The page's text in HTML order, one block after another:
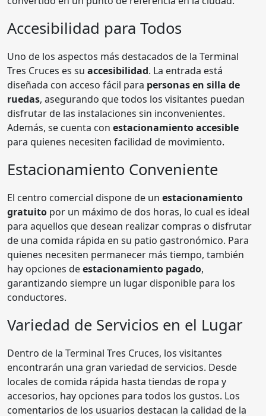
Accesibilidad para Todos
Uno de los aspectos más destacados de la Terminal
Tres Cruces es su accesibilidad. La entrada está
diseñada con acceso fácil para personas en silla de
ruedas, asegurando que todos los visitantes puedan
disfrutar de las instalaciones sin inconvenientes.
Además, se cuenta con estacionamiento accesible
para quienes necesiten facilidad de movimiento.
Estacionamiento Conveniente
El centro comercial dispone de un estacionamiento
gratuito por un máximo de dos horas, lo cual es ideal
para aquellos que desean realizar compras o disfrutar
de una comida rápida en su patio gastronómico. Para
quienes necesiten permanecer más tiempo, también
hay opciones deestacionamiento pagado,
garantizando siempre un lugar disponible para los
conductores.
Variedad de Servicios en el Lugar
Dentro de la Terminal Tres Cruces, los visitantes
encontrarán una gran variedad de servicios. Desde
locales de comida rápida hasta tiendas de ropa y
accesorios, hay opciones para todos los gustos. Los
comentarios de los usuarios destacan la calidad de la